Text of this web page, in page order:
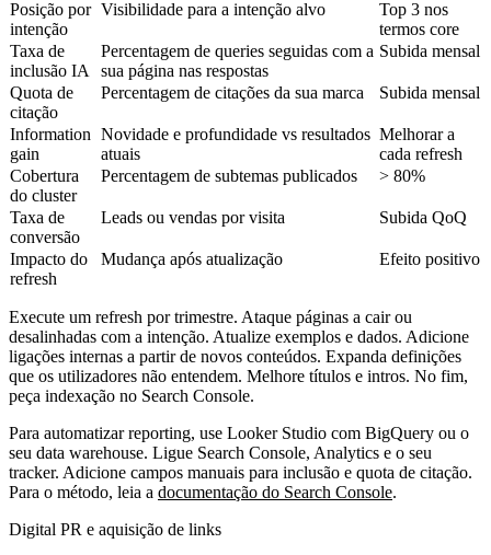
Posição por
intenção
Visibilidade para a intenção alvo
Top 3 nos
termos core
Taxa de
inclusão IA
Percentagem de queries seguidas com a
sua página nas respostas
Subida mensal
Quota de
citação
Percentagem de citações da sua marca Subida mensal
Information
gain
Novidade e profundidade vs resultados
atuais
Melhorar a
cada refresh
Cobertura
do cluster
Percentagem de subtemas publicados > 80%
Taxa de
conversão
Leads ou vendas por visita Subida QoQ
Impacto do
refresh
Mudança após atualização Efeito positivo
Execute um refresh por trimestre. Ataque páginas a cair ou
desalinhadas com a intenção. Atualize exemplos e dados. Adicione
ligações internas a partir de novos conteúdos. Expanda definições
que os utilizadores não entendem. Melhore títulos e intros. No fim,
peça indexação no Search Console.
Para automatizar reporting, use Looker Studio com BigQuery ou o
seu data warehouse. Ligue Search Console, Analytics e o seu
tracker. Adicione campos manuais para inclusão e quota de citação.
Para o método, leia a documentação do Search Console.
Digital PR e aquisição de links